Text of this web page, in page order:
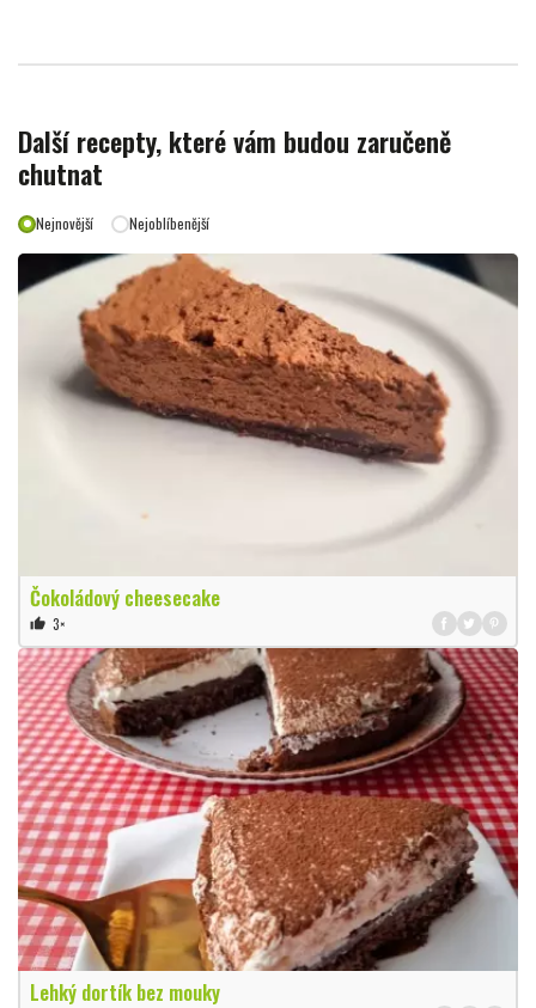
Další recepty, které vám budou zaručeně
chutnat
Nejnovější Nejoblíbenější
Čokoládový cheesecake
thumb_up 3×
Lehký dortík bez mouky